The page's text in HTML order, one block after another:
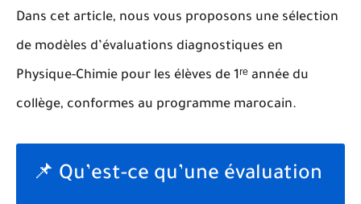
Dans cet article, nous vous proposons une sélection
de modèles d’évaluations diagnostiques en
Physique-Chimie pour les élèves de 1ʳᵉ année du
collège, conformes au programme marocain.
📌 Qu’est-ce qu’une évaluation